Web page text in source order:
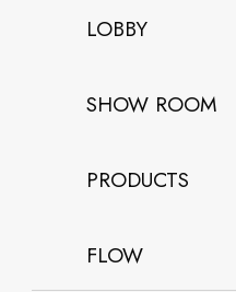
LOBBY
SHOW ROOM
PRODUCTS
FLOW